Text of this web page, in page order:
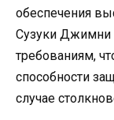
обеспечения
Сузуки Джимни
требованиям,
способности
случае